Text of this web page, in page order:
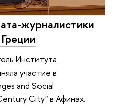
журналистики
Института
участие в
and Social
City" в Афинах.